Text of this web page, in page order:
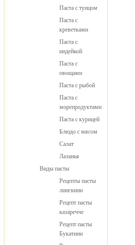
Паста с тунцом
Паста с
креветками
Паста с
индейкой
Паста с
овощами
Паста с рыбой
Паста с
морепродуктами
Паста с курицей
Блюдо с мясом
Салат
Лазанья
Виды пасты
Рецепты пасты
лингвини
Рецепт пасты
казаречче
Рецепт пасты
Букатини